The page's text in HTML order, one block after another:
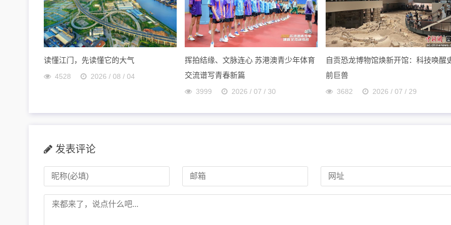
读懂江门，先读懂它的大气
4528 2026 / 08 / 04
挥拍结缘、文脉连心 苏港澳青少年体育
交流谱写青春新篇
3999 2026 / 07 / 30
自贡恐龙博物馆焕新开馆：科技唤醒
前巨兽
3682 2026 / 07 / 29
发表评论